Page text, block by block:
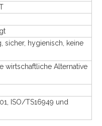
hygienisch, keine
Alternative
ISO/TS16949 und